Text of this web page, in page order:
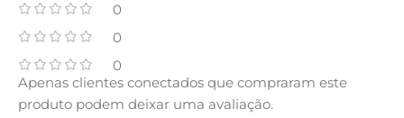
0
0
0
Apenas clientes conectados que compraram este
produto podem deixar uma avaliação.